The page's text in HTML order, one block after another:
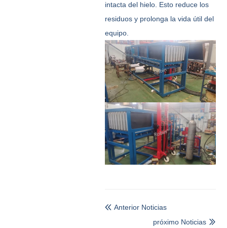
intacta del hielo. Esto reduce los
residuos y prolonga la vida útil del
equipo.
 Anterior Noticias

próximo Noticias